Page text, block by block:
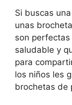
Si buscas
unas
son
saludable y
para
los niños les
brochetas de